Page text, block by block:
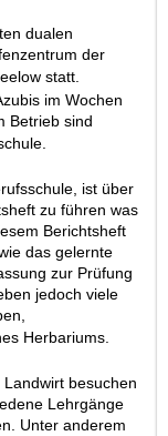
dualen
der
statt.
im Wochen
Betrieb sind
ist über
zu führen was
Berichtsheft
das gelernte
zur Prüfung
jedoch viele
Herbariums.
besuchen
Lehrgänge
Unter anderem